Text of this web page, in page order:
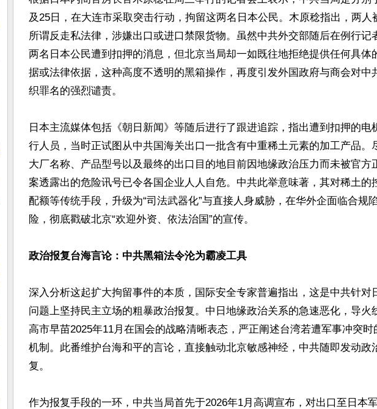
及25日，在大连市采取突击行动，拘留这两名日本公民。木原稔指出，两人
所谓反走私法律，涉嫌出口或进口禁限货物。虽然中共外交部随后在例行记
两名日本公民遭到扣押的消息，但北京当局却一如既往地拒绝提供任何具体
据或法律依据，这种高度不透明的黑箱操作，再度引发外国政府与商会对中
织罪名的强烈谴责。
日本主流媒体包括《朝日新闻》等随后进行了跟进追踪，指出遭到扣押的电
行人员，当时正试图从中共国海关出口一批含有中重稀土元素的加工产品。
大厂名称、产品型号以及最终的出口目的地目前因地缘政治压力而未被官方
案透露出的危险讯号已令各国企业人人自危。中共此举意味著，其对稀土的
配额等传统手段，升级为“司法武器化”与直接人身威胁，在华外企面临合规
险，彻底戳破北京“欢迎外资、依法治国”的宣传。
政治报复台海言论：中共黑箱法令沦为霸凌工具
深入分析这起扩大拘留事件的本质，国际安全专家普遍指出，这是中共针对
问题上坚持民主立场的粗暴政治报复。中日地缘政治关系的急速恶化，导火
高市早苗2025年11月在国会的战略清晰表态，严正阐述台湾若遭军事冲突
机制。此番维护台海和平的言论，直接触动北京敏感神经，中共随即发动政
复。
作为报复手段的一环，中共当局首先于2026年1月高调宣布，对出口至日本